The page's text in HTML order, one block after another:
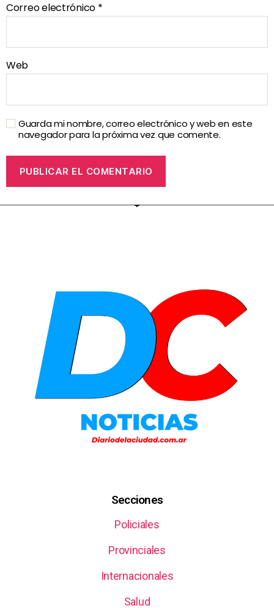
Correo electrónico *
Web
Guarda mi nombre, correo electrónico y web en este
navegador para la próxima vez que comente.
Secciones
Policiales
Provinciales
Internacionales
Salud